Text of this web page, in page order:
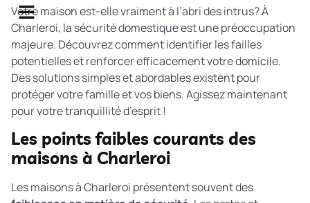
Votre maison est-elle vraiment à l’abri des intrus? À
Charleroi, la sécurité domestique est une préoccupation
majeure. Découvrez comment identifier les failles
potentielles et renforcer efficacement votre domicile.
Des solutions simples et abordables existent pour
protéger votre famille et vos biens. Agissez maintenant
pour votre tranquillité d’esprit !
Les points faibles courants des
maisons à Charleroi
Les maisons à Charleroi présentent souvent des